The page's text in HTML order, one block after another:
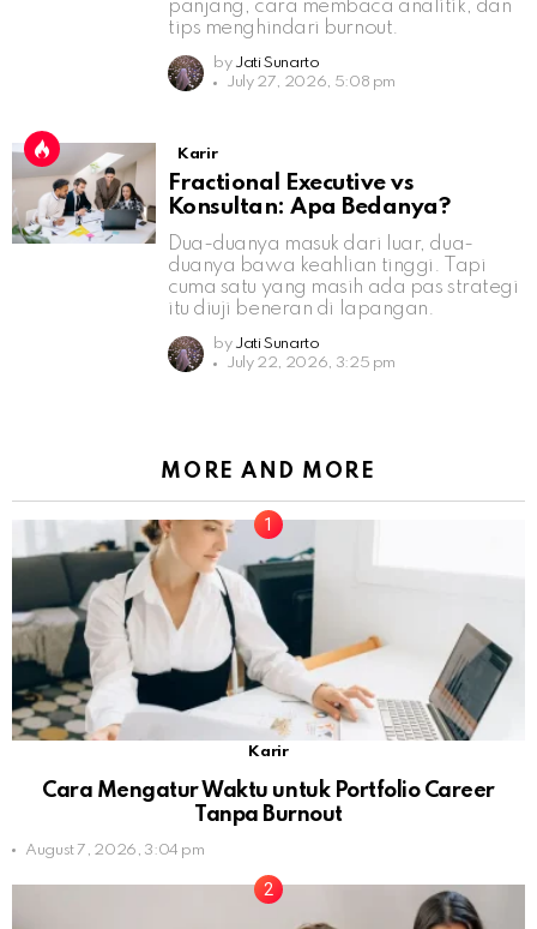
panjang, cara membaca analitik, dan
tips menghindari burnout.
by Jati Sunarto
July 27, 2026, 5:08 pm
Karir
Fractional Executive vs
Konsultan: Apa Bedanya?
Dua-duanya masuk dari luar, dua-
duanya bawa keahlian tinggi. Tapi
cuma satu yang masih ada pas strategi
itu diuji beneran di lapangan.
by Jati Sunarto
July 22, 2026, 3:25 pm
MORE AND MORE
Karir
Cara Mengatur Waktu untuk Portfolio Career
Tanpa Burnout
August 7, 2026, 3:04 pm